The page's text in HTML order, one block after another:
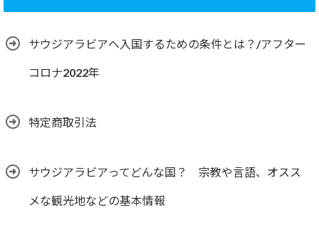
サウジアラビアへ入国するための条件とは？/アフター
コロナ2022年
特定商取引法
サウジアラビアってどんな国？ 宗教や言語、オスス
メな観光地などの基本情報